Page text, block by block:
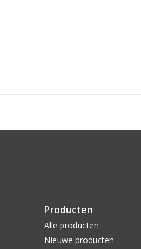
Producten
Alle producten
Nieuwe producten